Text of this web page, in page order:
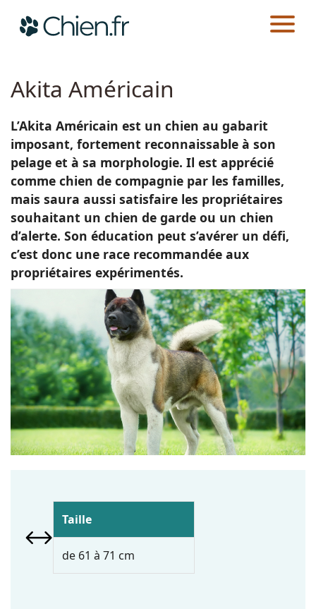
Guides
CHIEN.FR RACES
Akita Américain
L’Akita Américain est un chien au gabarit
imposant, fortement reconnaissable à son
pelage et à sa morphologie. Il est apprécié
comme chien de compagnie par les familles,
mais saura aussi satisfaire les propriétaires
souhaitant un chien de garde ou un chien
d’alerte. Son éducation peut s’avérer un défi,
c’est donc une race recommandée aux
propriétaires expérimentés.
Taille
de 61 à 71 cm